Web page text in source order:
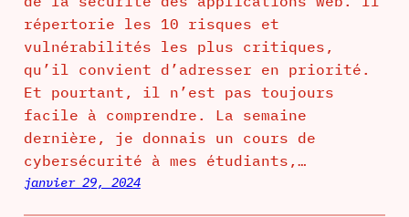
répertorie les 10 risques et
vulnérabilités les plus critiques,
qu’il convient d’adresser en priorité.
Et pourtant, il n’est pas toujours
facile à comprendre. La semaine
dernière, je donnais un cours de
cybersécurité à mes étudiants,…
janvier 29, 2024